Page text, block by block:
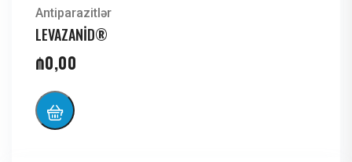
Antiparazitlər
LEVAZANİD®
₼0,00